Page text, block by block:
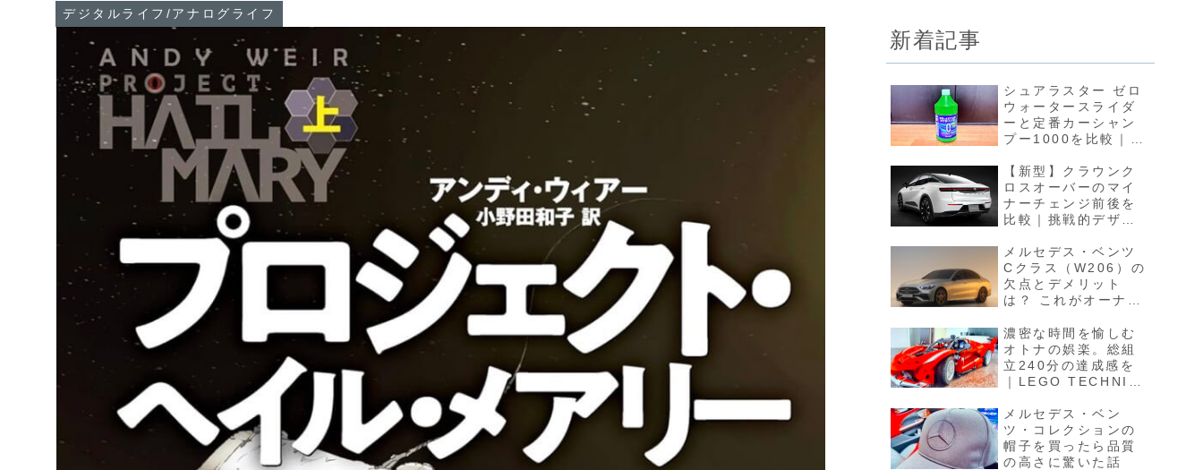
デジタルライフ/アナログライフ
新着記事
シュアラスター ゼロ
ウォータースライダ
ーと定番カーシャン
プー1000を比較｜水
ンプーという新ジャ
ンル
【新型】クラウンク
ロスオーバーのマイ
ナーチェンジ前後を
比較｜挑戦的デザイ
すトヨタの強さ
メルセデス・ベンツ
Cクラス（W206）の
欠点とデメリット
は？ これがオーナー
濃密な時間を愉しむ
オトナの娯楽。総組
立240分の達成感を
｜LEGO TECHNIC
メルセデス・ベン
ツ・コレクションの
帽子を買ったら品質
の高さに驚いた話